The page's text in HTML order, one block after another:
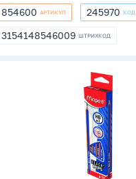
854600
854600 АРТИКУЛ 245970
245970 КОД
3154148546009
3154148546009 ШТРИХКОД